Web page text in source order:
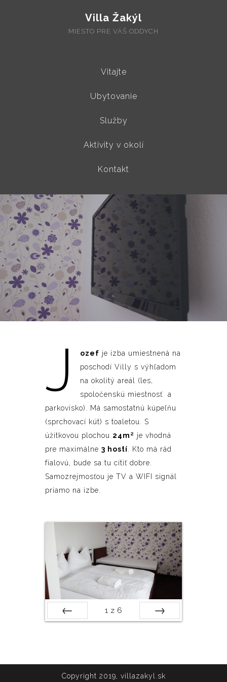
Villa Žakýl
MIESTO PRE VÁŠ ODDYCH
Vitajte
Ubytovanie
Služby
Aktivity v okolí
Kontakt
J ozef je izba umiestnená na
poschodí Villy s výhľadom
na okolitý areál (les,
spoločenskú miestnosť a
parkovisko). Má samostatnú kúpeľňu
(sprchovací kút) s toaletou. S
úžitkovou plochou 24m² je vhodná
pre maximálne 3 hostí . Kto má rád
fialovú, bude sa tu cítiť dobre.
Samozrejmosťou je TV a WIFI signál
priamo na izbe.
1 z 6
Copyright 2019, villazakyl.sk